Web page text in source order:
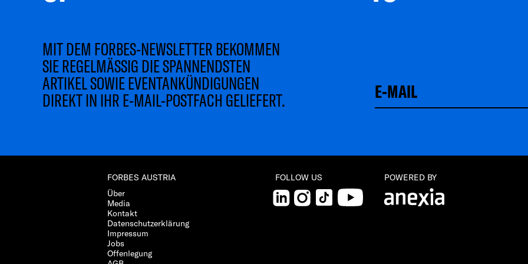
MIT DEM FORBES-NEWSLETTER BEKOMMEN
SIE REGELMÄSSIG DIE SPANNENDSTEN
ARTIKEL SOWIE EVENTANKÜNDIGUNGEN
DIREKT IN IHR E-MAIL-POSTFACH GELIEFERT.
FORBES AUSTRIA
Über
Media
Kontakt
Datenschutzerklärung
Impressum
Jobs
Offenlegung
FOLLOW US
LinkedInInstagram
TikTok YouTube
POWERED BY